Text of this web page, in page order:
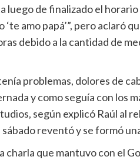
luego de finalizado el
amo papá’”, pero aclaró
debido a la cantidad de
problemas, dolores de
y como seguía con los
según explicó Raúl al
reventó y se formó
charla que mantuvo con el